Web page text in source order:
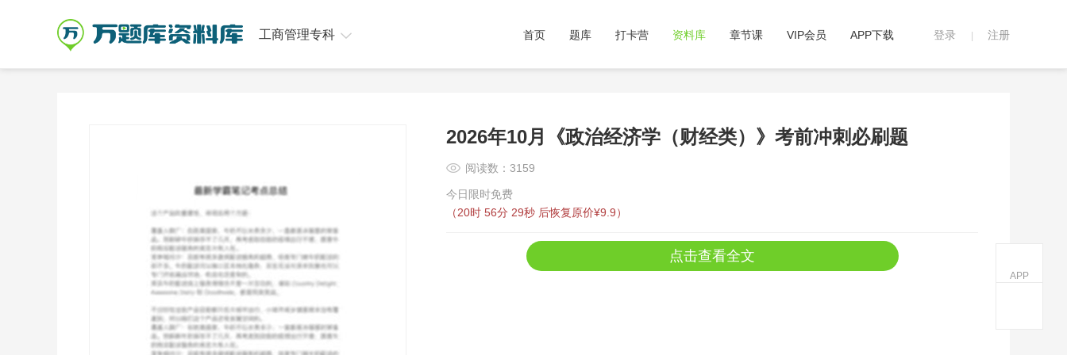
登录 注册
首页 题库 打卡营 资料库 章节课 VIP会员 APP下载
工商管理专科
2026年10月《政治经济学（财经类）》考前冲刺必刷题
阅读数：3159
今日限时免费
（20时 56分 29秒 后恢复原价¥9.9）
点击查看全文
APP